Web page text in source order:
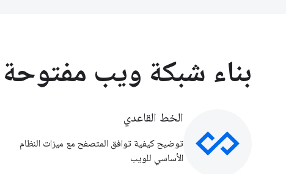
بناء شبكة ويب مفتوحة
الخط القاعدي
توضيح كيفية توافق المتصفح مع ميزات النظام
الأساسي للويب